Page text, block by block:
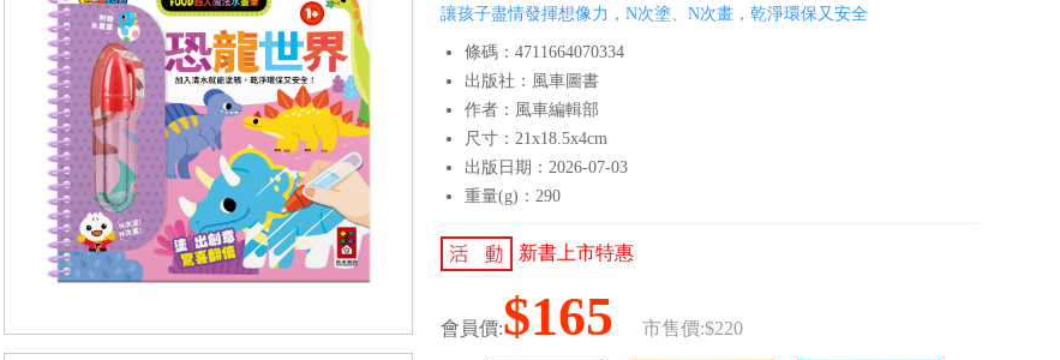
讓孩子盡情發揮想像力，N次塗、N次畫，乾淨環保又安全
條碼：4711664070334
出版社：風車圖書
作者：風車編輯部
尺寸：21x18.5x4cm
出版日期：2026-07-03
重量(g)：290
新書上市特惠
會員價:$165 市售價:$220